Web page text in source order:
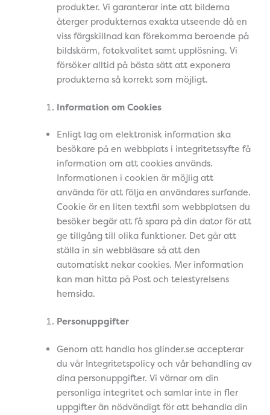
produkter. Vi garanterar inte att bilderna
återger produkternas exakta utseende då en
viss färgskillnad kan förekomma beroende på
bildskärm, fotokvalitet samt upplösning. Vi
försöker alltid på bästa sätt att exponera
produkterna så korrekt som möjligt.
Information om Cookies
Enligt lag om elektronisk information ska
besökare på en webbplats i integritetssyfte få
information om att cookies används.
Informationen i cookien är möjlig att
använda för att följa en användares surfande.
Cookie är en liten textfil som webbplatsen du
besöker begär att få spara på din dator för att
ge tillgång till olika funktioner. Det går att
ställa in sin webbläsare så att den
automatiskt nekar cookies. Mer information
kan man hitta på Post och telestyrelsens
hemsida.
Personuppgifter
Genom att handla hos glinder.se accepterar
du vår Integritetspolicy och vår behandling av
dina personuppgifter. Vi värnar om din
personliga integritet och samlar inte in fler
uppgifter än nödvändigt för att behandla din